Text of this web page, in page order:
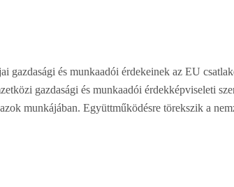
és munkaadói érdekeinek az EU
gazdasági és munkaadói érdekképviseleti
munkájában. Együttműködésre törekszik a